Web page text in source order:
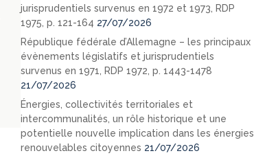
jurisprudentiels survenus en 1972 et 1973, RDP
1975, p. 121-164 27/07/2026
République fédérale d’Allemagne – les principaux
évènements législatifs et jurisprudentiels
survenus en 1971, RDP 1972, p. 1443-1478
21/07/2026
Énergies, collectivités territoriales et
intercommunalités, un rôle historique et une
potentielle nouvelle implication dans les énergies
renouvelables citoyennes 21/07/2026